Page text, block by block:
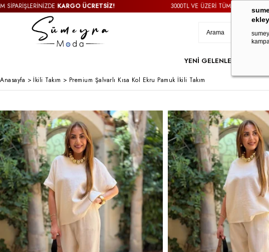
ÜCRETSİZ! 3000TL VE ÜZERİ TÜM SİPARİŞLERİNİZDEKARGO
YENİ GELENLER
Anasayfa > İkili Takım > Premium Şalvarlı Kısa Kol Ekru Pamuk İkili Takım